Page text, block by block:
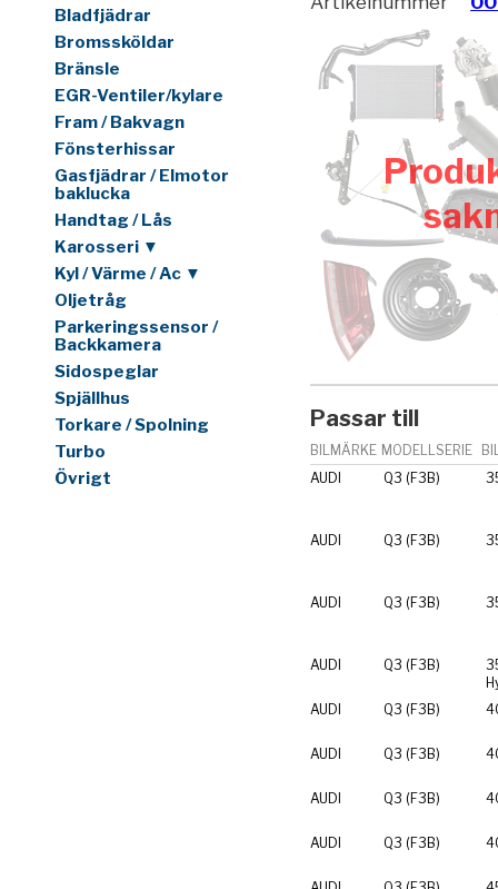
Bladfjädrar
Bromssköldar
Bränsle
EGR-Ventiler/kylare
Fram / Bakvagn
Fönsterhissar
Gasfjädrar / Elmotor
baklucka
Handtag / Lås
Karosseri ▼
Kyl / Värme / Ac ▼
Oljetråg
Parkeringssensor /
Backkamera
Sidospeglar
Spjällhus
Torkare / Spolning
Turbo
Övrigt
Passar till
BILMÄRKE MODELLSERIE
AUDI
Q3 (F3B)
AUDI Q3 (F3B)
AUDI Q3 (F3B)
AUDI Q3 (F3B)
AUDI
Q3 (F3B)
AUDI Q3 (F3B)
AUDI Q3 (F3B)
AUDI Q3 (F3B)